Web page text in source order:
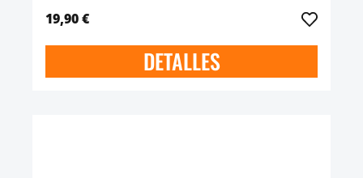
19,90 €
DETALLES